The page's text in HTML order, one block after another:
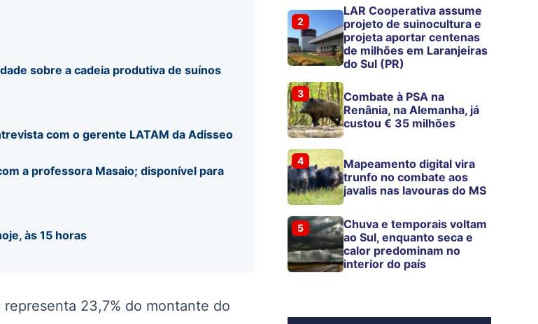
sobre a cadeia produtiva de suínos
com o gerente LATAM da Adisseo
a professora Masaio; disponível para
às 15 horas
23,7% do montante do
2
LAR Cooperativa assume
projeto de suinocultura e
projeta aportar centenas
de milhões em Laranjeiras
do Sul (PR)
3
Combate à PSA na
Renânia, na Alemanha, já
custou € 35 milhões
4
Mapeamento digital vira
trunfo no combate aos
javalis nas lavouras do MS
5
Chuva e temporais voltam
ao Sul, enquanto seca e
calor predominam no
interior do país